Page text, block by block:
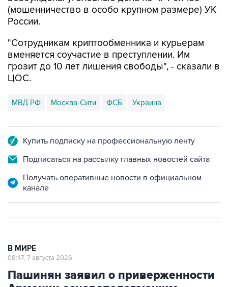
(мошенничество в особо крупном размере) УК
России.
"Сотрудникам криптообменника и курьерам
вменяется соучастие в преступлении. Им
грозит до 10 лет лишения свободы", - сказали в
ЦОС.
МВД РФ Москва-Сити ФСБ Украина
Купить подписку на профессиональную ленту
Подписаться на рассылку главных новостей сайта
Получать оперативные новости в официальном
канале
В МИРЕ
08:47, 7 августа 2026
Пашинян заявил о приверженности